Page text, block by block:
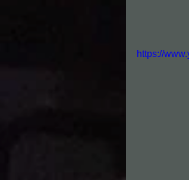
https://